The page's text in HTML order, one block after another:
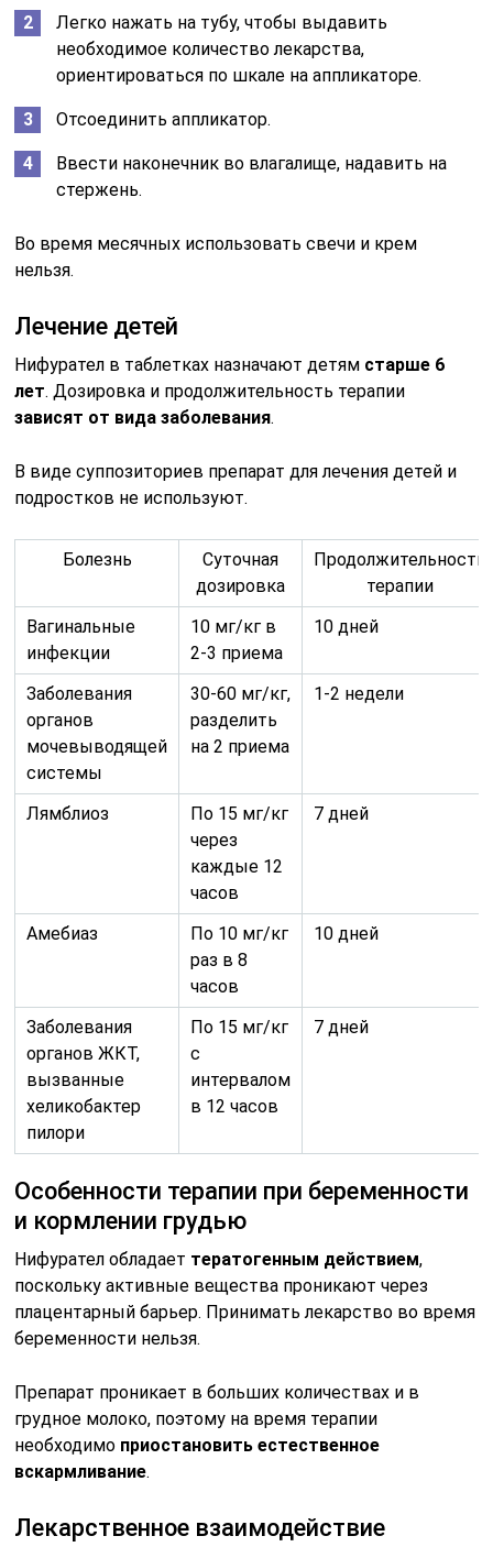
Легко нажать на тубу, чтобы выдавить
необходимое количество лекарства,
ориентироваться по шкале на аппликаторе.
Отсоединить аппликатор.
Ввести наконечник во влагалище, надавить на
стержень.
Во время месячных использовать свечи и крем
нельзя.
Лечение детей
Нифурател в таблетках назначают детям старше 6
лет. Дозировка и продолжительность терапии
зависят от вида заболевания.
В виде суппозиториев препарат для лечения детей и
подростков не используют.
Болезнь
Суточная
дозировка
Продолжительность
терапии
Вагинальные
инфекции
10 мг/кг в
2-3 приема
10 дней
Заболевания
органов
мочевыводящей
системы
30-60 мг/кг,
разделить
на 2 приема
1-2 недели
Лямблиоз
По 15 мг/кг
через
каждые 12
часов
7 дней
Амебиаз
По 10 мг/кг
раз в 8
часов
10 дней
Заболевания
органов ЖКТ,
вызванные
хеликобактер
пилори
По 15 мг/кг
с
интервалом
в 12 часов
7 дней
Особенности терапии при беременности
и кормлении грудью
Нифурател обладает тератогенным действием,
поскольку активные вещества проникают через
плацентарный барьер. Принимать лекарство во время
беременности нельзя.
Препарат проникает в больших количествах и в
грудное молоко, поэтому на время терапии
необходимо приостановить естественное
вскармливание.
Лекарственное взаимодействие